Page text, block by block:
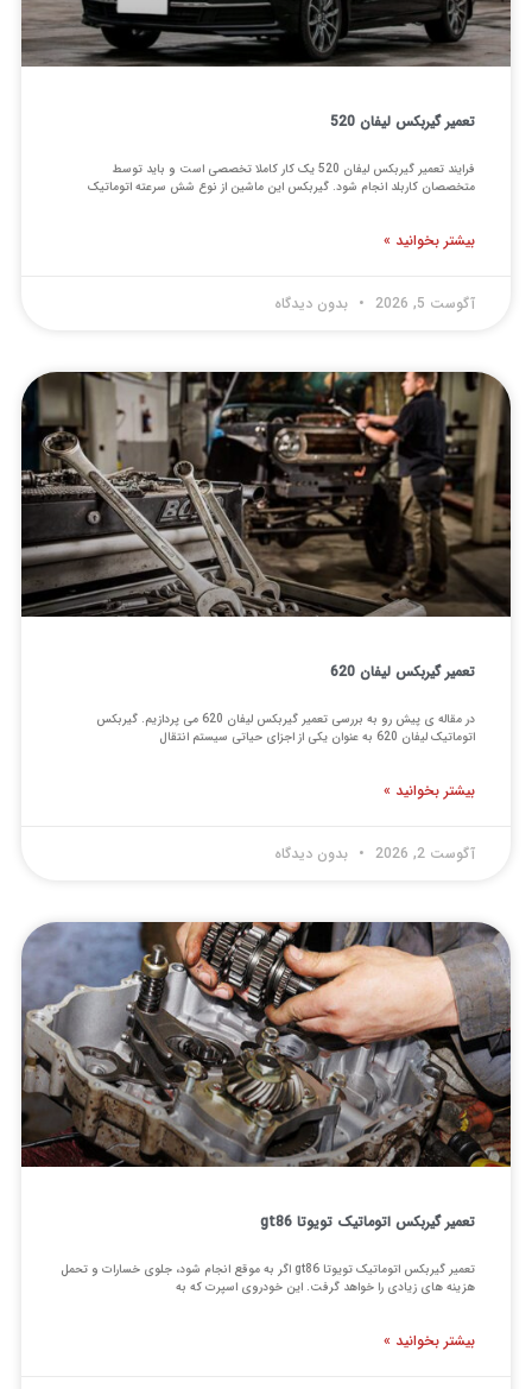
تعمیر گیربکس لیفان 520
فرایند تعمیر گیربکس لیفان 520 یک کار کاملا تخصصی است و باید توسط
متخصصان کاربلد انجام شود. گیربکس این ماشین از نوع شش سرعته اتوماتیک
بیشتر بخوانید »
آگوست 5, 2026 بدون دیدگاه
تعمیر گیربکس لیفان 620
در مقاله ی پیش رو به بررسی تعمیر گیربکس لیفان 620 می پردازیم. گیربکس
اتوماتیک لیفان 620 به عنوان یکی از اجزای حیاتی سیستم انتقال
بیشتر بخوانید »
آگوست 2, 2026 بدون دیدگاه
تعمیر گیربکس اتوماتیک تویوتا gt86
تعمیر گیربکس اتوماتیک تویوتا gt86 اگر به موقع انجام شود، جلوی خسارات و تحمل
هزینه های زیادی را خواهد گرفت. این خودروی اسپرت که به
بیشتر بخوانید »